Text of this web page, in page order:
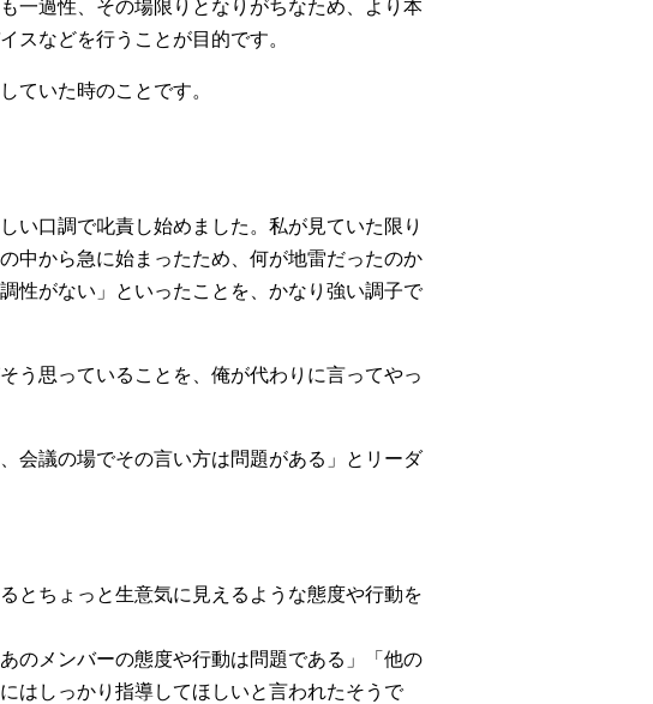
一過性、その場限りとなりがちなため、より本
スなどを行うことが目的です。
ていた時のことです。
い口調で叱責し始めました。私が見ていた限り
中から急に始まったため、何が地雷だったのか
性がない」といったことを、かなり強い調子で
う思っていることを、俺が代わりに言ってやっ
会議の場でその言い方は問題がある」とリーダ
とちょっと生意気に見えるような態度や行動を
のメンバーの態度や行動は問題である」「他の
はしっかり指導してほしいと言われたそうで